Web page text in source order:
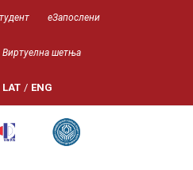
еЗапослени
Виртуелна шетња
LAT / ENG